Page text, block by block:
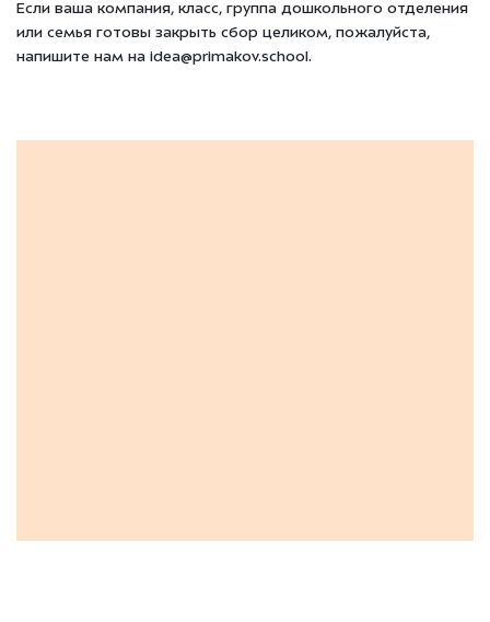
Если ваша компания, класс, группа дошкольного отделения
или семья готовы закрыть сбор целиком, пожалуйста,
напишите нам на idea@primakov.school.